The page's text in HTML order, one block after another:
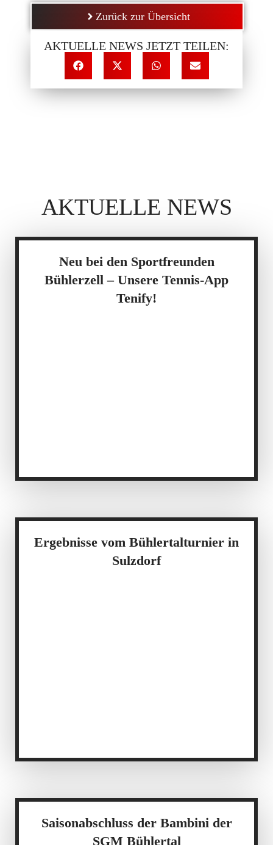
Zurück zur Übersicht
AKTUELLE NEWS JETZT TEILEN:
AKTUELLE NEWS
Neu bei den Sportfreunden
Bühlerzell – Unsere Tennis-App
Tenify!
Ergebnisse vom Bühlertalturnier in
Sulzdorf
Saisonabschluss der Bambini der
SGM Bühlertal